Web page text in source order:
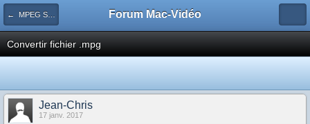
← MPEG Streamclip Forum Mac-Vidéo
Convertir fichier .mpg
Jean-Chris
17 janv. 2017